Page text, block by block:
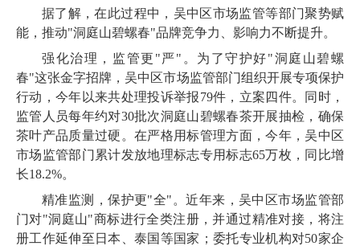
据了解，在此过程中，吴中区市场监管等部门聚势赋
能，推动"洞庭山碧螺春"品牌竞争力、影响力不断提升。
强化治理，监管更"严"。为了守护好"洞庭山碧螺
春"这张金字招牌，吴中区市场监管部门组织开展专项保护
行动，今年以来共处理投诉举报79件，立案四件。同时，
监管人员每年约对30批次洞庭山碧螺春茶开展抽检，确保
茶叶产品质量过硬。在严格用标管理方面，今年，吴中区
市场监管部门累计发放地理标志专用标志65万枚，同比增
长18.2%。
精准监测，保护更"全"。近年来，吴中区市场监管部
门对"洞庭山"商标进行全类注册，并通过精准对接，将注
册工作延伸至日本、泰国等国家；委托专业机构对50家企